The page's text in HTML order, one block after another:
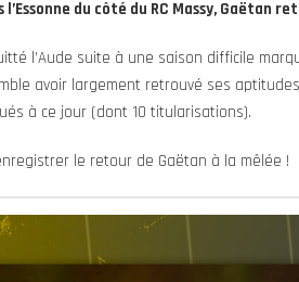
du côté du RC Massy, Gaëtan
l’Aude suite à une saison difficile
avoir largement retrouvé ses
à ce jour (dont 10 titularisations).
le retour de Gaëtan à la mêlée !